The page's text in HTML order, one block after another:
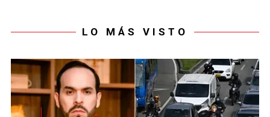
LO MÁS VISTO